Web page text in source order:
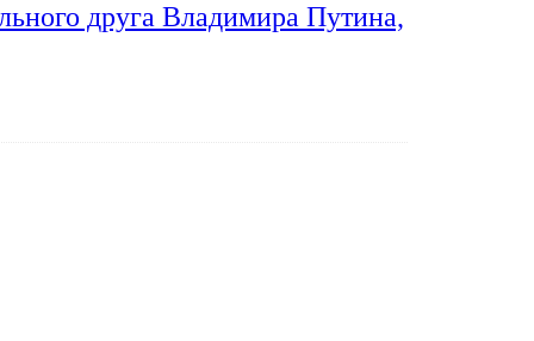
друга Владимира Путина,